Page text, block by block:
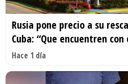
Rusia pone precio a su
Cuba: “Que encuentren
Hace 1 día